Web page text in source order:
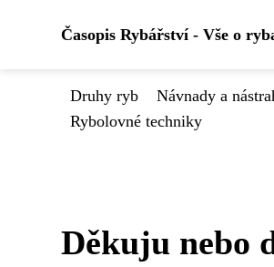
Časopis Rybářství - Vše o
Druhy ryb Návnady a
Rybolovné techniky
Děkuju nebo